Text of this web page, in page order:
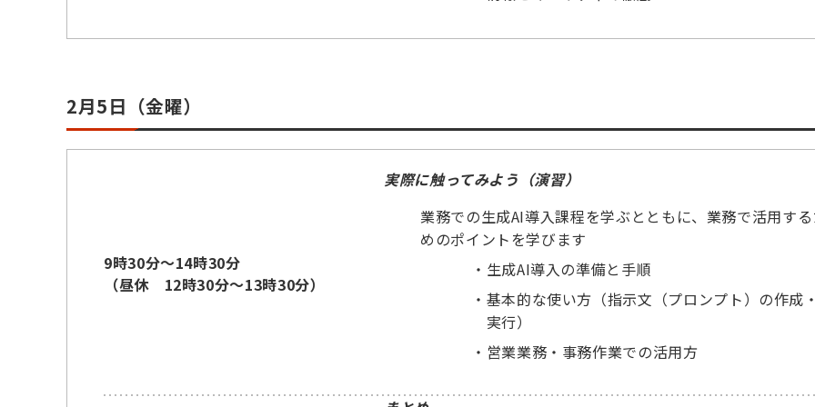
2月5日（金曜）
9時30分～14時30分
（昼休 12時30分～13時30分）
実際に触ってみよう（演習）
業務での生成AI導入課程を学ぶとともに、業務で活用す
めのポイントを学びます
・ 生成AI導入の準備と手順
・ 基本的な使い方（指示文（プロンプト）の作成
実行）
・ 営業業務・事務作業での活用方